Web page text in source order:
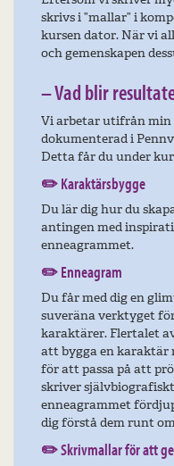
skrivs i ”mallar” i
kursen dator. När vi
och gemenskapen
– Vad blir
Vi arbetar utifrån min
dokumenterad i
Detta får du under
✏️ Karaktärsbygge
Du lär dig hur du
antingen med
enneagrammet.
✏️Enneagram
Du får med dig en
suveräna verktyget
karaktärer. Flertalet
att bygga en karaktär
för att passa på att
skriver
enneagrammet
dig förstå dem runt
✏️Skrivmallar för att